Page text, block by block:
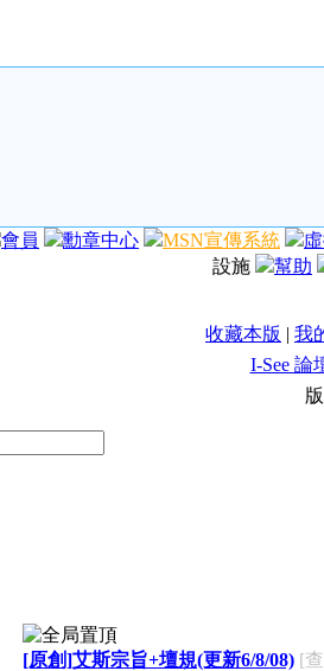
會員 勳章中心 MSN宣傳系統
設施
幫助
收藏本版 | 我
I-See 論
[原創]艾斯宗旨+壇規(更新6/8/08) [